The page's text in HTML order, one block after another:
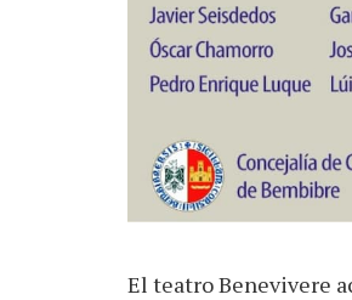
El teatro Benevivere